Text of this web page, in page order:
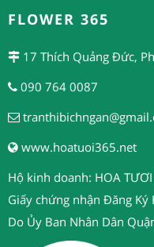
FLOWER 365
17 Thích Quảng Đức,
090 764 0087
www.hoatuoi365.net
Hộ kinh doanh: HOA
Giấy chứng nhận Đăng
Do Ủy Ban Nhân Dân